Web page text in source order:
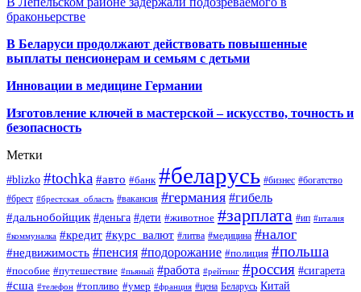
браконьерстве
В Беларуси продолжают действовать повышенные
выплаты пенсионерам и семьям с детьми
Инновации в медицине Германии
Изготовление ключей в мастерской – искусство, точность и
безопасность
Метки
#blizko #tochka #авто #банк #беларусь #бизнес #богатство
#брест #брестская_область #вакансия #германия #гибель
#дальнобойщик #деньга #дети #животное #зарплата #ип #италия
#коммуналка #кредит #курс_валют #литва #медицина #налог
#недвижимость #пенсия #подорожание #полиция #польша
#пособие #путешествие #пьяный #работа #рейтинг #россия #сигарета
#сша #телефон #топливо #умер #франция #цена Беларусь Китай